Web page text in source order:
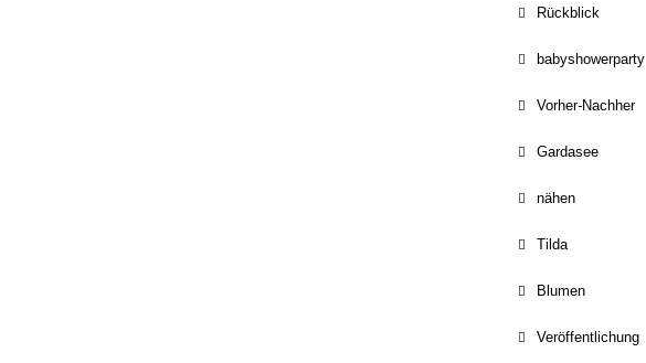
Rückblick
babyshowerparty
Vorher-Nachher
Gardasee
nähen
Tilda
Blumen
Veröffentlichung